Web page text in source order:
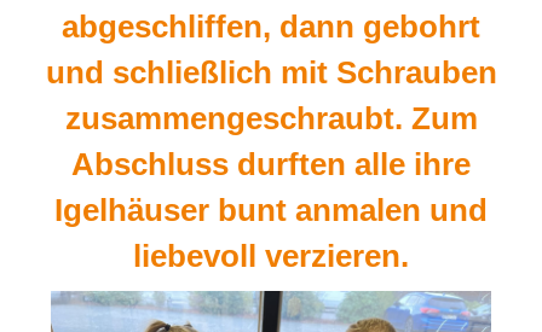
abgeschliffen, dann gebohrt
und schließlich mit Schrauben
zusammengeschraubt. Zum
Abschluss durften alle ihre
Igelhäuser bunt anmalen und
liebevoll verzieren.